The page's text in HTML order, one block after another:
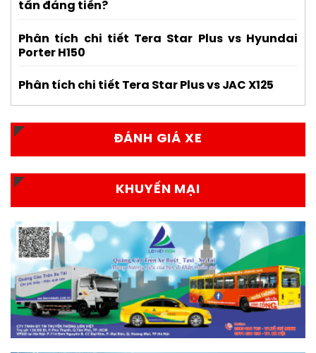
tấn đáng tiền?
Phân tích chi tiết Tera Star Plus vs Hyundai
Porter H150
Phân tích chi tiết Tera Star Plus vs JAC X125
ĐÁNH GIÁ XE
KHUYẾN MẠI